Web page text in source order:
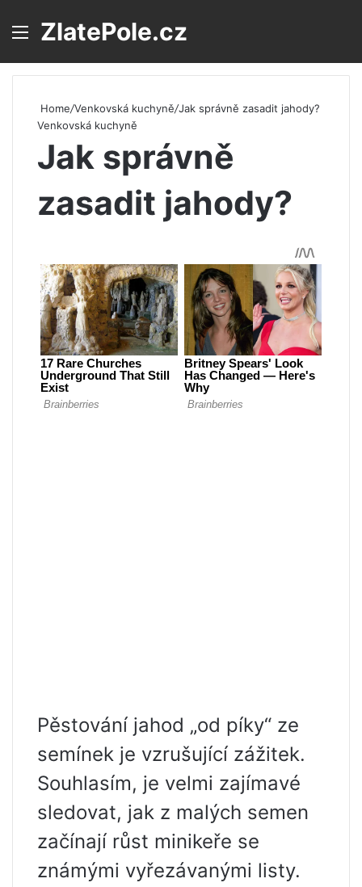
Menu
ZlatePole.cz
Home/Venkovská kuchyně/Jak správně zasadit jahody?
Venkovská kuchyně
Jak správně
zasadit jahody?
Pěstování jahod „od píky“ ze
semínek je vzrušující zážitek.
Souhlasím, je velmi zajímavé
sledovat, jak z malých semen
začínají růst minikeře se
známými vyřezávanými listy.